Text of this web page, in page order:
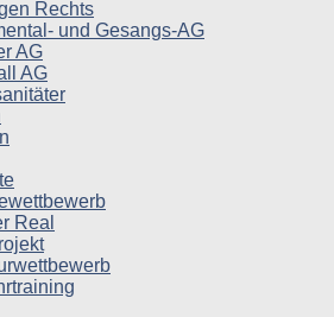
Rechts
und Gesangs-AG
AG
AG
Real